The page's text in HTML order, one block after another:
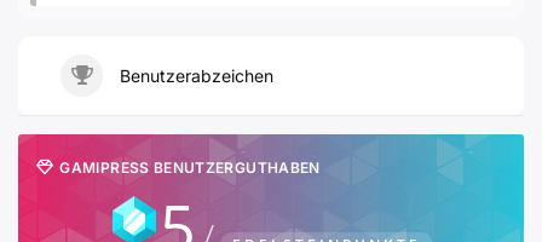
Benutzerabzeichen
GAMIPRESS BENUTZERGUTHABEN